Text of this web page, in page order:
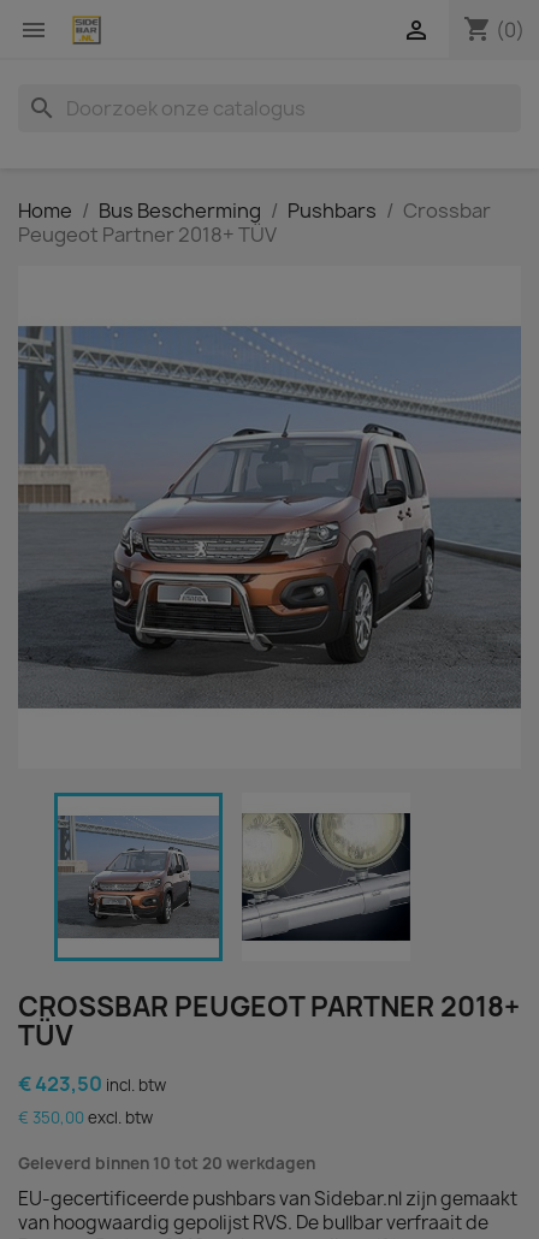
 shopping_cart (0)

search
Home Bus Bescherming Pushbars
Crossbar
Peugeot Partner 2018+ TÜV
CROSSBAR PEUGEOT PARTNER 2018+
TÜV
€ 423,50 incl. btw
€ 350,00 excl. btw
Geleverd binnen 10 tot 20 werkdagen
EU-gecertificeerde pushbars van Sidebar.nl zijn gemaakt
van hoogwaardig gepolijst RVS. De bullbar verfraait de